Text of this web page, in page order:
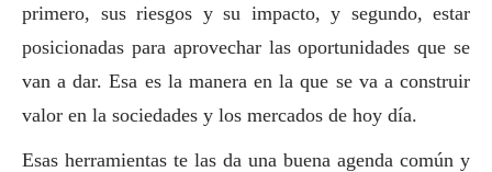
primero, sus riesgos y su impacto, y segundo, estar
posicionadas para aprovechar las oportunidades que se
van a dar. Esa es la manera en la que se va a construir
valor en la sociedades y los mercados de hoy día.
Esas herramientas te las da una buena agenda común y